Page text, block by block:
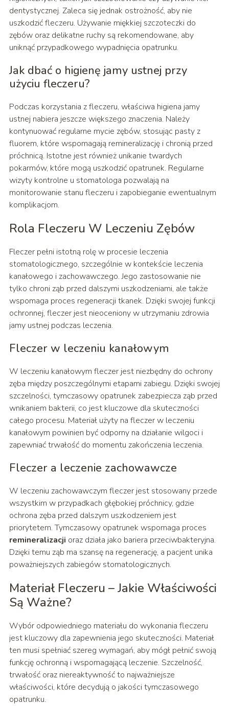
dentystycznej. Zaleca się jednak ostrożność, aby nie
uszkodzić fleczeru. Używanie miękkiej szczoteczki do
zębów oraz delikatne ruchy są rekomendowane, aby
uniknąć przypadkowego wypadnięcia opatrunku.
Jak dbać o higienę jamy ustnej przy
użyciu fleczeru?
Podczas korzystania z fleczeru, właściwa higiena jamy
ustnej nabiera jeszcze większego znaczenia. Należy
kontynuować regularne mycie zębów, stosując pasty z
fluorem, które wspomagają remineralizację i chronią przed
próchnicą. Istotne jest również unikanie twardych
pokarmów, które mogą uszkodzić opatrunek. Regularne
wizyty kontrolne u stomatologa pozwalają na
monitorowanie stanu fleczeru i zapobieganie ewentualnym
komplikacjom.
Rola Fleczeru W Leczeniu Zębów
Fleczer pełni istotną rolę w procesie leczenia
stomatologicznego, szczególnie w kontekście leczenia
kanałowego i zachowawczego. Jego zastosowanie nie
tylko chroni ząb przed dalszymi uszkodzeniami, ale także
wspomaga proces regeneracji tkanek. Dzięki swojej funkcji
ochronnej, fleczer jest nieoceniony w utrzymaniu zdrowia
jamy ustnej podczas leczenia.
Fleczer w leczeniu kanałowym
W leczeniu kanałowym fleczer jest niezbędny do ochrony
zęba między poszczególnymi etapami zabiegu. Dzięki swojej
szczelności, tymczasowy opatrunek zabezpiecza ząb przed
wnikaniem bakterii, co jest kluczowe dla skuteczności
całego procesu. Materiał użyty na fleczer w leczeniu
kanałowym powinien być odporny na działanie wilgoci i
zapewniać trwałość do momentu zakończenia leczenia.
Fleczer a leczenie zachowawcze
W leczeniu zachowawczym fleczer jest stosowany przede
wszystkim w przypadkach głębokiej próchnicy, gdzie
ochrona zęba przed dalszym uszkodzeniem jest
priorytetem. Tymczasowy opatrunek wspomaga proces
remineralizacji oraz działa jako bariera przeciwbakteryjna.
Dzięki temu ząb ma szansę na regenerację, a pacjent unika
poważniejszych zabiegów stomatologicznych.
Materiał Fleczeru – Jakie Właściwości
Są Ważne?
Wybór odpowiedniego materiału do wykonania fleczeru
jest kluczowy dla zapewnienia jego skuteczności. Materiał
ten musi spełniać szereg wymagań, aby mógł pełnić swoją
funkcję ochronną i wspomagającą leczenie. Szczelność,
trwałość oraz niereaktywność to najważniejsze
właściwości, które decydują o jakości tymczasowego
opatrunku.